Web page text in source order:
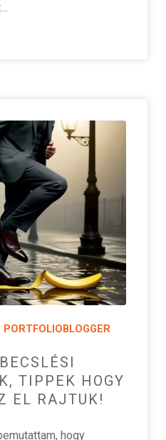
PORTFOLIOBLOGGER
TIPPEK HOGY
EL RAJTUK!
hogy